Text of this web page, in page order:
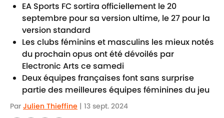
EA Sports FC sortira officiellement le 20
septembre pour sa version ultime, le 27 pour la
version standard
Les clubs féminins et masculins les mieux notés
du prochain opus ont été dévoilés par
Electronic Arts ce samedi
Deux équipes françaises font sans surprise
partie des meilleures équipes féminines du jeu
Par Julien Thieffine | 13 sept. 2024